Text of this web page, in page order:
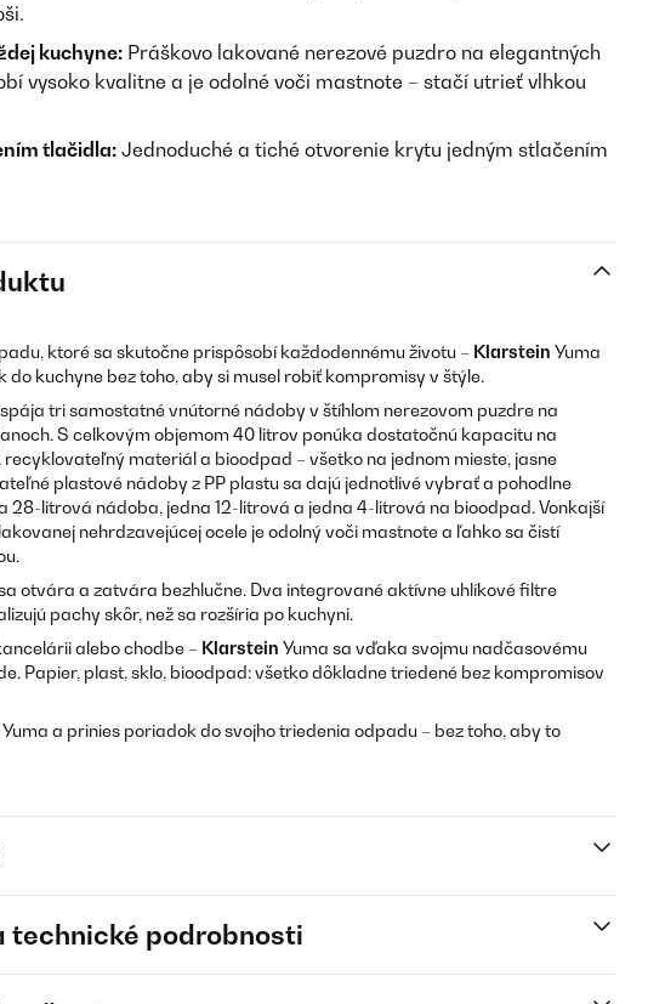
kuchyne: Práškovo lakované nerezové puzdro na elegantných
vysoko kvalitne a je odolné voči mastnote – stačí utrieť vlhkou
tlačidla:Jednoduché a tiché otvorenie krytu jedným stlačením
ktoré sa skutočne prispôsobí každodennému životu – Klarstein Yuma
do kuchyne bez toho, aby si musel robiť kompromisy v štýle.
tri samostatné vnútorné nádoby v štíhlom nerezovom puzdre na
S celkovým objemom 40 litrov ponúka dostatočnú kapacitu na
materiál a bioodpad – všetko na jednom mieste, jasne
plastové nádoby z PP plastu sa dajú jednotlivé vybrať a pohodlne
28-litrová nádoba, jedna 12-litrová a jedna 4-litrová na bioodpad. Vonkajší
nehrdzavejúcej ocele je odolný voči mastnote a ľahko sa čistí
otvára a zatvára bezhlučne. Dva integrované aktívne uhlíkové filtre
pachy skôr, než sa rozšíria po kuchyni.
alebo chodbe – Klarstein Yuma sa vďaka svojmu nadčasovému
Papier, plast, sklo, bioodpad: všetko dôkladne triedené bez kompromisov
Yuma a prinies poriadok do svojho triedenia odpadu – bez toho, aby to
technické podrobnosti